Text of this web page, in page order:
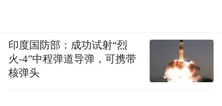
印度国防部：成功试射“烈
火-4”中程弹道导弹，可携带
核弹头